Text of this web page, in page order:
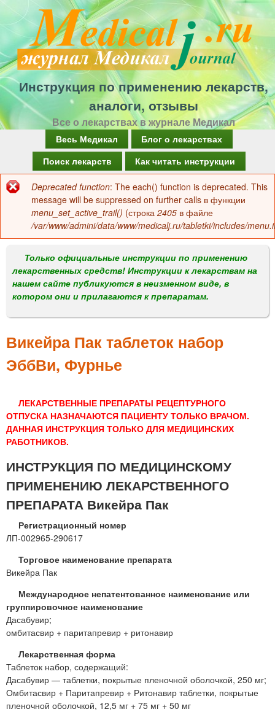
Перейти
к
основному
содержанию
Инструкция по применению лекарств,
аналоги, отзывы
Все о лекарствах в журнале Медикал
а
в
о
м
е
н
Весь Медикал
Блог о лекарствах
Поиск лекарств
Как читать инструкции
Сообщение
об
ошибке
Deprecated function: The each() function is deprecated. This
message will be suppressed on further calls в функции
menu_set_active_trail() (строка 2405 в файле
/var/www/admini/data/www/medicalj.ru/tabletki/includes/
Только официальные инструкции по применению
лекарственных средств! Инструкции к лекарствам на
нашем сайте публикуются в неизменном виде, в
котором они и прилагаются к препаратам.
Викейра Пак таблеток набор
ЭббВи, Фурнье
ЛЕКАРСТВЕННЫЕ ПРЕПАРАТЫ РЕЦЕПТУРНОГО
ОТПУСКА НАЗНАЧАЮТСЯ ПАЦИЕНТУ ТОЛЬКО ВРАЧОМ.
ДАННАЯ ИНСТРУКЦИЯ ТОЛЬКО ДЛЯ МЕДИЦИНСКИХ
РАБОТНИКОВ.
ИНСТРУКЦИЯ ПО МЕДИЦИНСКОМУ
ПРИМЕНЕНИЮ ЛЕКАРСТВЕННОГО
ПРЕПАРАТА Викейра Пак
Регистрационный номер
ЛП-002965-290617
Торговое наименование препарата
Викейра Пак
Международное непатентованное наименование или
группировочное наименование
Дасабувир;
омбитасвир + паритапревир + ритонавир
Лекарственная форма
Таблеток набор, содержащий:
Дасабувир — таблетки, покрытые пленочной оболочкой, 250 мг;
Омбитасвир + Паритапревир + Ритонавир таблетки, покрытые
пленочной оболочкой, 12,5 мг + 75 мг + 50 мг